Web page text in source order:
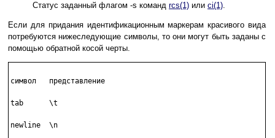
Статус заданный флагом -s команд rcs(1) или ci(1).
Если для придания идентификационным маркерам красивого вида
потребуются нижеследующие символы, то они могут быть заданы с
помощью обратной косой черты.
символ   представление
tab      \t
newline  \n